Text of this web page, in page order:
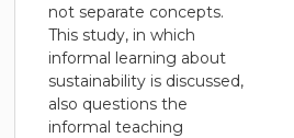
not separate concepts.
This study, in which
informal learning about
sustainability is discussed,
also questions the
informal teaching